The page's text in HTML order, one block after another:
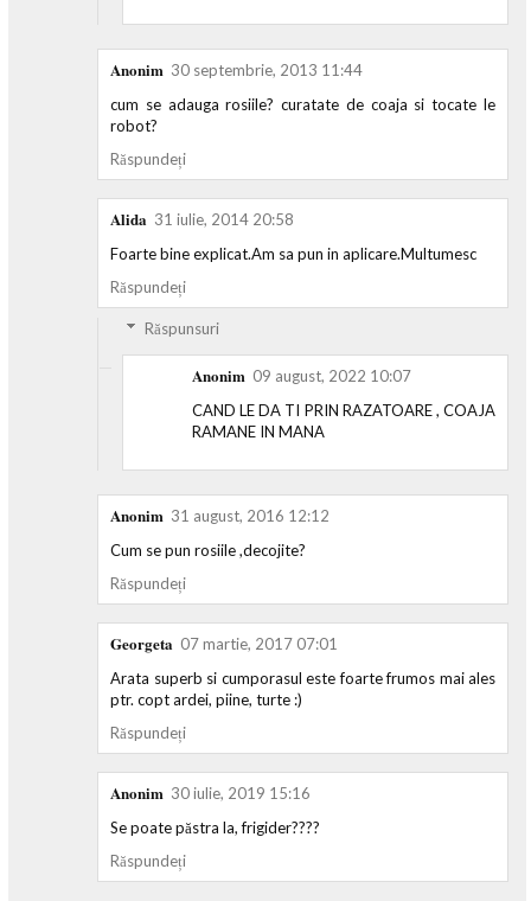
Anonim 30 septembrie, 2013 11:44
cum se adauga rosiile? curatate de coaja si tocate le
robot?
Răspundeți
Alida 31 iulie, 2014 20:58
Foarte bine explicat.Am sa pun in aplicare.Multumesc
Răspundeți
Răspunsuri
Anonim 09 august, 2022 10:07
CAND LE DA TI PRIN RAZATOARE , COAJA
RAMANE IN MANA
Anonim 31 august, 2016 12:12
Cum se pun rosiile ,decojite?
Răspundeți
Georgeta 07 martie, 2017 07:01
Arata superb si cumporasul este foarte frumos mai ales
ptr. copt ardei, piine, turte :)
Răspundeți
Anonim 30 iulie, 2019 15:16
Se poate păstra la, frigider????
Răspundeți